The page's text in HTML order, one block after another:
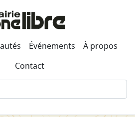
Événements
À propos
Contact